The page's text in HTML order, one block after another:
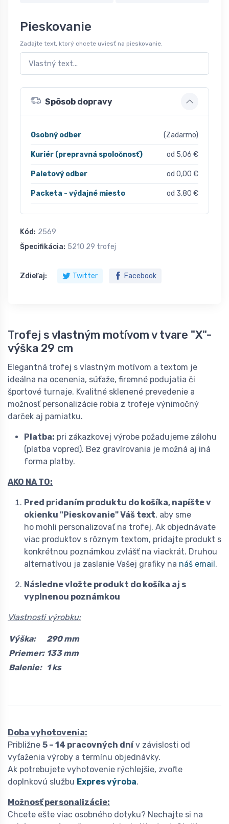
Pieskovanie
Zadajte text, ktorý chcete uviesť na pieskovanie.
Spôsob dopravy
Osobný odber (Zadarmo)
Kuriér (prepravná spoločnosť) od 5,06 €
Paletový odber od 0,00 €
Packeta - výdajné miesto od 3,80 €
Kód: 2569
Špecifikácia: 5210 29 trofej
Zdieľaj: Twitter Facebook
Trofej s vlastným motívom v tvare "X"-
výška 29 cm
Elegantná trofej s vlastným motívom a textom je
ideálna na ocenenia, súťaže, firemné podujatia či
športové turnaje. Kvalitné sklenené prevedenie a
možnosť personalizácie robia z trofeje výnimočný
darček aj pamiatku.
Platba: pri zákazkovej výrobe požadujeme zálohu
(platba vopred). Bez gravírovania je možná aj iná
forma platby.
AKO NA TO:
Pred pridaním produktu do košíka, napíšte v
okienku "Pieskovanie"Váš text, aby sme
ho mohli personalizovať na trofej. Ak objednávate
viac produktov s rôznym textom, pridajte produkt s
konkrétnou poznámkou zvlášť na viackrát. Druhou
alternatívou ja zaslanie Vašej grafiky na náš email .
Následne vložte produkt do košíka aj s
vyplnenou poznámkou
Vlastnosti výrobku:
Výška:
290 mm
Priemer: 133 mm
Balenie: 1 ks
Doba vyhotovenia:
Približne 5 – 14 pracovných dnív závislosti od
vyťaženia výroby a termínu objednávky.
Ak potrebujete vyhotovenie rýchlejšie, zvoľte
doplnkovú službu Expres výroba.
Možnosť personalizácie:
Chcete ešte viac osobného dotyku? Nechajte si na